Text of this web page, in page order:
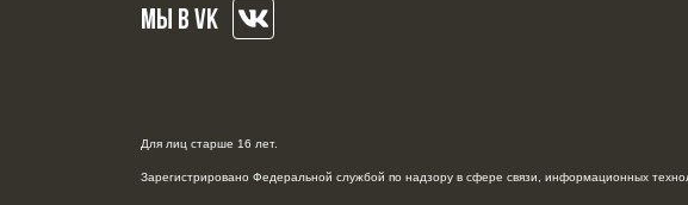
МЫ В VK
Для лиц старше 16 лет.
Зарегистрировано Федеральной службой по надзору в сфере связи, информационных